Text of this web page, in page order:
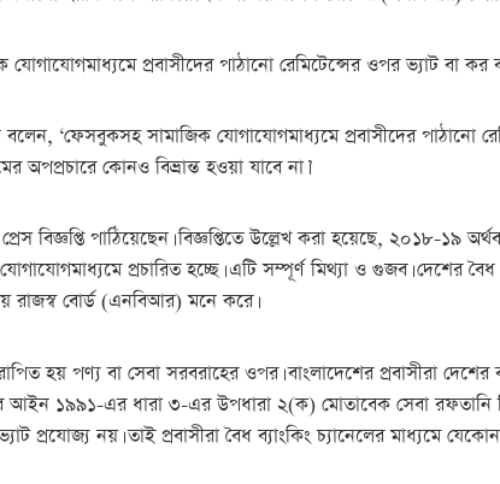
প্রবাসীদের পাঠানো রেমিটেন্সের ওপর ভ্যাট বা
‘ফেসবুকসহ সামাজিক যোগাযোগমাধ্যমে প্রবাসীদের পাঠানো
অপপ্রচারে কোনও বিভ্রান্ত হওয়া যাবে না।’
বিজ্ঞপ্তি পাঠিয়েছেন। বিজ্ঞপ্তিতে উল্লেখ করা হয়েছে, ২০১৮-১৯
প্রচারিত হচ্ছে। এটি সম্পূর্ণ মিথ্যা ও গুজব। দেশের বৈধ
রাজস্ব বোর্ড (এনবিআর) মনে করে।
পণ্য বা সেবা সরবরাহের ওপর। বাংলাদেশের প্রবাসীরা দেশের
১৯৯১-এর ধারা ৩-এর উপধারা ২(ক) মোতাবেক সেবা রফতানি
প্রযোজ্য নয়। তাই প্রবাসীরা বৈধ ব্যাংকিং চ্যানেলের মাধ্যমে